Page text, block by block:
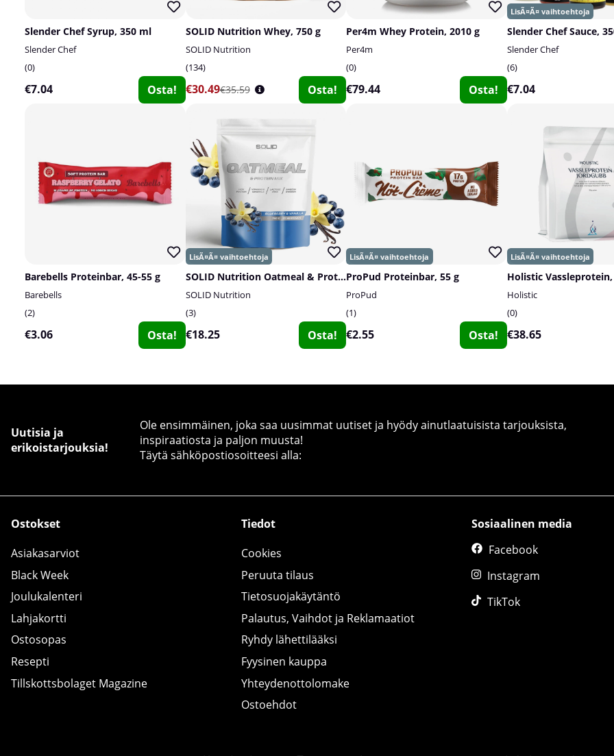
Slender Chef Syrup, 350 ml
Slender Chef
0
€7.04 Osta!
SOLID Nutrition Whey, 750 g
SOLID Nutrition
134
€30.49€35.59 Osta!
Per4m Whey Protein, 2010 g
Per4m
0
€79.44 Osta!
Slender Chef Sauce,
Slender Chef
6
€7.04
Barebells Proteinbar, 45-55 g
Barebells
2
€3.06 Osta!
SOLID Nutrition Oatmeal & Protein Mix, 750 g
SOLID Nutrition
3
€18.25 Osta!
ProPud Proteinbar, 55 g
ProPud
1
€2.55 Osta!
Holistic Vassleprotein,
Holistic
0
€38.65
Uutisia ja
erikoistarjouksia!
Ole ensimmäinen, joka saa uusimmat uutiset ja hyödy ainutlaatuisista tarjouksista,
inspiraatiosta ja paljon muusta!
Täytä sähköpostiosoitteesi alla:
Ostokset
Asiakasarviot
Black Week
Joulukalenteri
Lahjakortti
Ostosopas
Resepti
Tillskottsbolaget Magazine
Tiedot
Cookies
Peruuta tilaus
Tietosuojakäytäntö
Palautus, Vaihdot ja Reklamaatiot
Ryhdy lähettilääksi
Fyysinen kauppa
Yhteydenottolomake
Ostoehdot
Sosiaalinen media
Facebook
Instagram
TikTok